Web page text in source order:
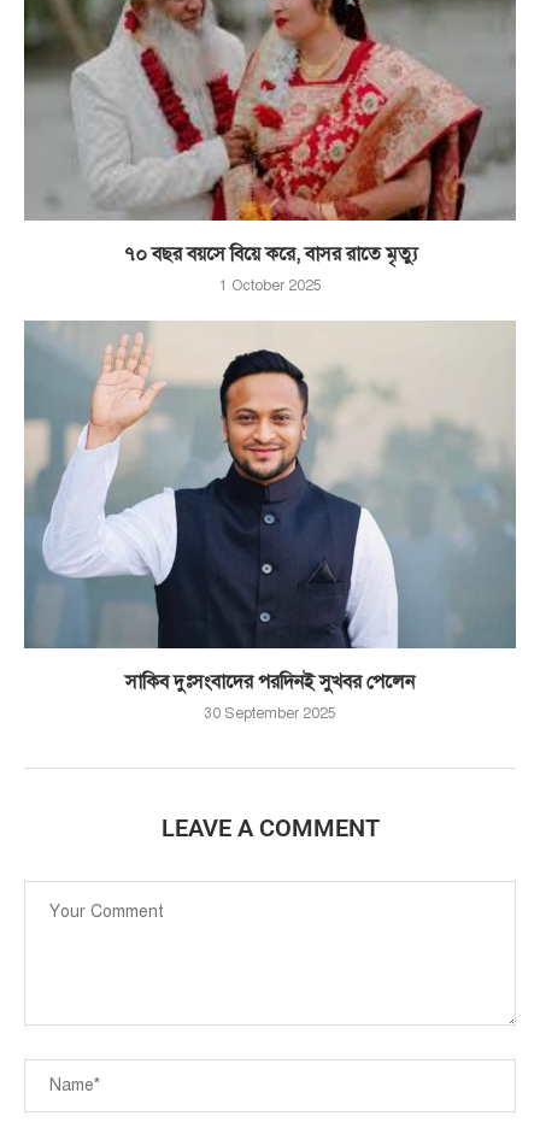
৭০ বছর বয়সে বিয়ে করে, বাসর রাতে মৃত্যু
1 October 2025
সাকিব দুঃসংবাদের পরদিনই সুখবর পেলেন
30 September 2025
LEAVE A COMMENT